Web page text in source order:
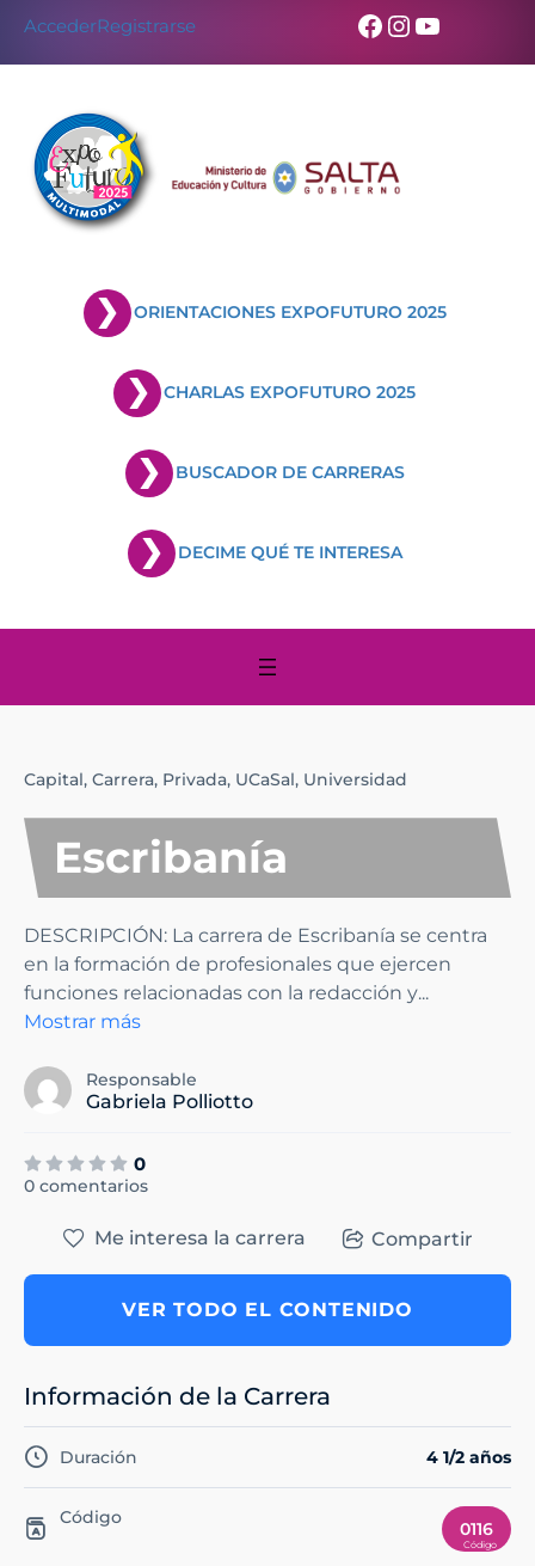
AccederRegistrarse Facebook
Instagram
YouTube
ORIENTACIONES EXPOFUTURO 2025
CHARLAS EXPOFUTURO 2025
BUSCADOR DE CARRERAS
DECIME QUÉ TE INTERESA
Capital, Carrera, Privada, UCaSal, Universidad
Escribanía
DESCRIPCIÓN: La carrera de Escribanía se centra
en la formación de profesionales que ejercen
funciones relacionadas con la redacción y...
Mostrar más
Responsable
Gabriela Polliotto
0
0 comentarios
Me interesa la carrera Compartir
VER TODO EL CONTENIDO
Información de la Carrera
Duración 4 1/2 años
Código
0116